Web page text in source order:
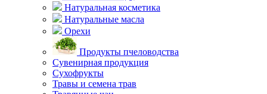
Натуральная косметика
Натуральные масла
Орехи
Продукты пчеловодства
Сувенирная продукция
Сухофрукты
Травы и семена трав